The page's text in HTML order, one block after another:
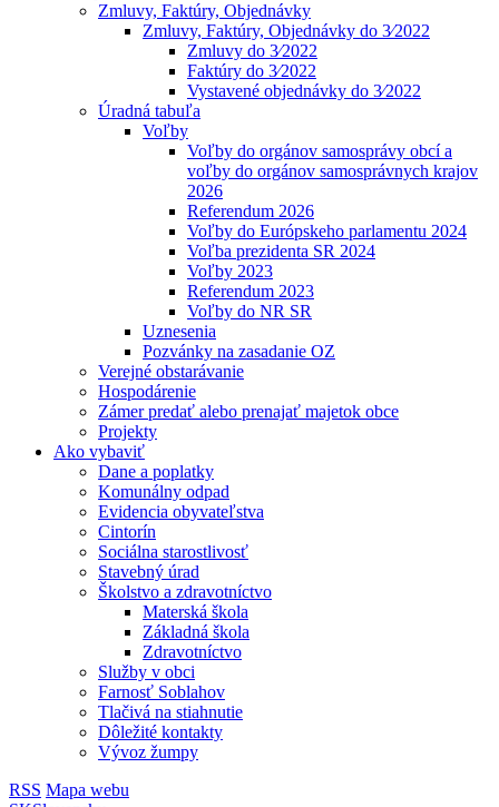
Zmluvy, Faktúry, Objednávky
Zmluvy, Faktúry, Objednávky do 3⁄2022
Zmluvy do 3⁄2022
Faktúry do 3⁄2022
Vystavené objednávky do 3⁄2022
Úradná tabuľa
Voľby
Voľby do orgánov samosprávy obcí a
voľby do orgánov samosprávnych krajov
2026
Referendum 2026
Voľby do Európskeho parlamentu 2024
Voľba prezidenta SR 2024
Voľby 2023
Referendum 2023
Voľby do NR SR
Uznesenia
Pozvánky na zasadanie OZ
Verejné obstarávanie
Hospodárenie
Zámer predať alebo prenajať majetok obce
Projekty
Ako vybaviť
Dane a poplatky
Komunálny odpad
Evidencia obyvateľstva
Cintorín
Sociálna starostlivosť
Stavebný úrad
Školstvo a zdravotníctvo
Materská škola
Základná škola
Zdravotníctvo
Služby v obci
Farnosť Soblahov
Tlačivá na stiahnutie
Dôležité kontakty
Vývoz žumpy
RSS Mapa webu